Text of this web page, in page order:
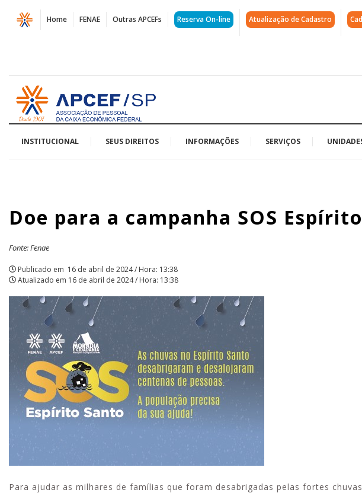
Página
Doe
campanha
SOS
Espírito
APCEF/SP
Home FENAE Outras APCEFs Reserva On-line Atualização de Cadastro
Acessar
página
inicial
INSTITUCIONAL SEUS DIREITOS INFORMAÇÕES SERVIÇOS
Doe para a campanha SOS
Fonte: Fenae
Publicado em 16 de abril de 2024 / Hora: 13:38
Atualizado em 16 de abril de 2024 / Hora: 13:38
Para ajudar as milhares de famílias que foram desabrigadas pelas fortes